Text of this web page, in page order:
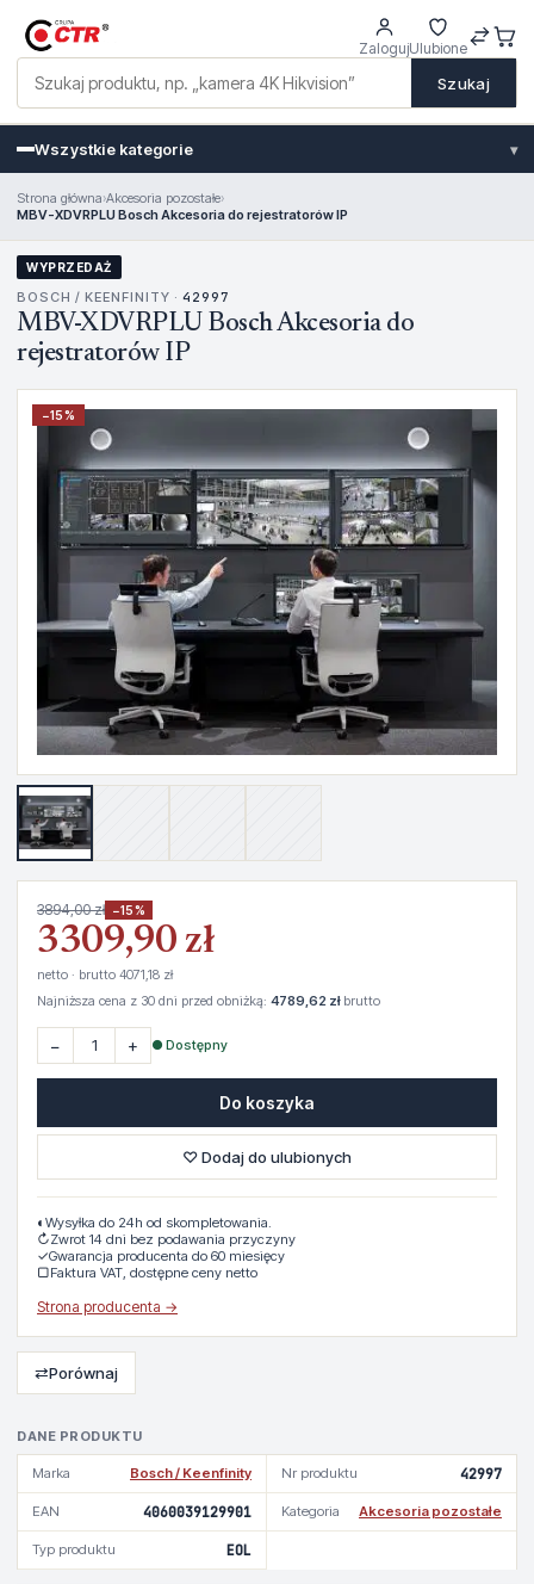
Szukaj
ZalogujUlubione
Wszystkie kategorie ▾
Strona główna›Akcesoria pozostałe›
MBV-XDVRPLU Bosch Akcesoria do rejestratorów IP
WYPRZEDAŻ
BOSCH / KEENFINITY · 42997
MBV-XDVRPLU Bosch Akcesoria do
rejestratorów IP
−15%
DANE PRODUKTU
Marka Bosch / Keenfinity Nr produktu 42997
EAN 4060039129901 Kategoria Akcesoria pozostałe
Typ produktu EOL
3894,00 zł −15%
3309,90 zł
netto · brutto 4071,18 zł
Najniższa cena z 30 dni przed obniżką: 4789,62 złbrutto
− + ● Dostępny
Do koszyka
♡ Dodaj do ulubionych
◐ Wysyłka do 24h od skompletowania.
↻Zwrot 14 dni bez podawania przyczyny
✓Gwarancja producenta do 60 miesięcy
▢Faktura VAT, dostępne ceny netto
Strona producenta →
⇄Porównaj